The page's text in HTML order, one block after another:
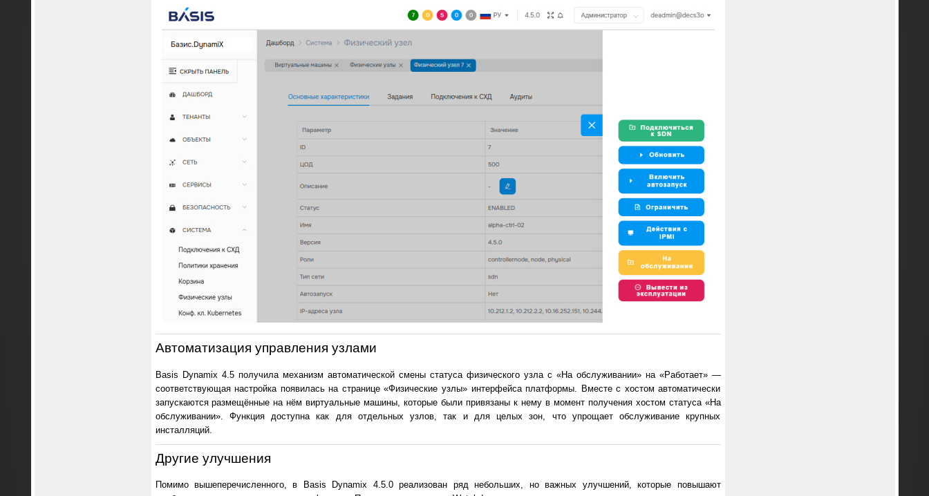
Автоматизация управления узлами
Basis Dynamix 4.5 получила механизм автоматической смены статуса физического узла с «На обслуживании» на «Работает» —
соответствующая настройка появилась на странице «Физические узлы» интерфейса платформы. Вместе с хостом автоматически
запускаются размещённые на нём виртуальные машины, которые были привязаны к нему в момент получения хостом статуса «На
обслуживании». Функция доступна как для отдельных узлов, так и для целых зон, что упрощает обслуживание крупных
инсталляций.
Другие улучшения
Помимо вышеперечисленного, в Basis Dynamix 4.5.0 реализован ряд небольших, но важных улучшений, которые повышают